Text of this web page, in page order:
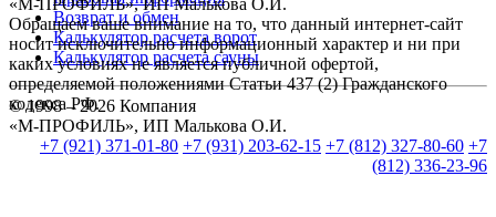
Возврат и обмен
Калькулятор расчета ворот
Калькулятор расчета сауны
© 1998 – 2026 Компания
«М-ПРОФИЛЬ», ИП Малькова О.И.
+7 (921) 371-01-80 +7 (931) 203-62-15 +7 (812) 327-80-60 +7
(812) 336-23-96
Обращаем ваше внимание на то, что данный интернет-сайт
носит исключительно информационный характер и ни при
каких условиях не является публичной офертой,
определяемой положениями Статьи 437 (2) Гражданского
кодекса РФ.